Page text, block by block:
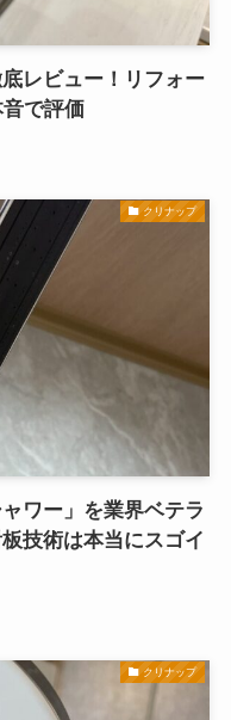
レビュー！リフォー
で評価
クリナップ
ワー」を業界ベテラ
技術は本当にスゴイ
クリナップ